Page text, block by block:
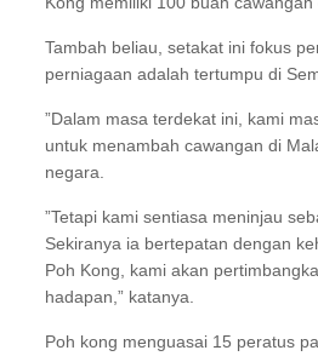
Tambah beliau, setakat ini fokus
perniagaan adalah tertumpu di
”Dalam masa terdekat ini, kami
untuk menambah cawangan di
negara.
”Tetapi kami sentiasa meninjau
Sekiranya ia bertepatan dengan
Poh Kong, kami akan
hadapan,” katanya.
Poh kong menguasai 15 peratus